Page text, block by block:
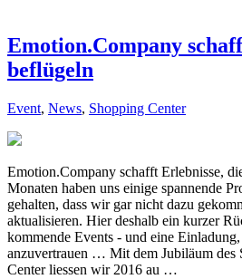
Emotion.Company
beflügeln
Event, News, Shopping Center
Emotion.Company schafft Erlebnisse,
Monaten haben uns einige spannende
gehalten, dass wir gar nicht dazu
aktualisieren. Hier deshalb ein kurzer
kommende Events - und eine
anzuvertrauen … Mit dem Jubiläum des
Center liessen wir 2016 au …